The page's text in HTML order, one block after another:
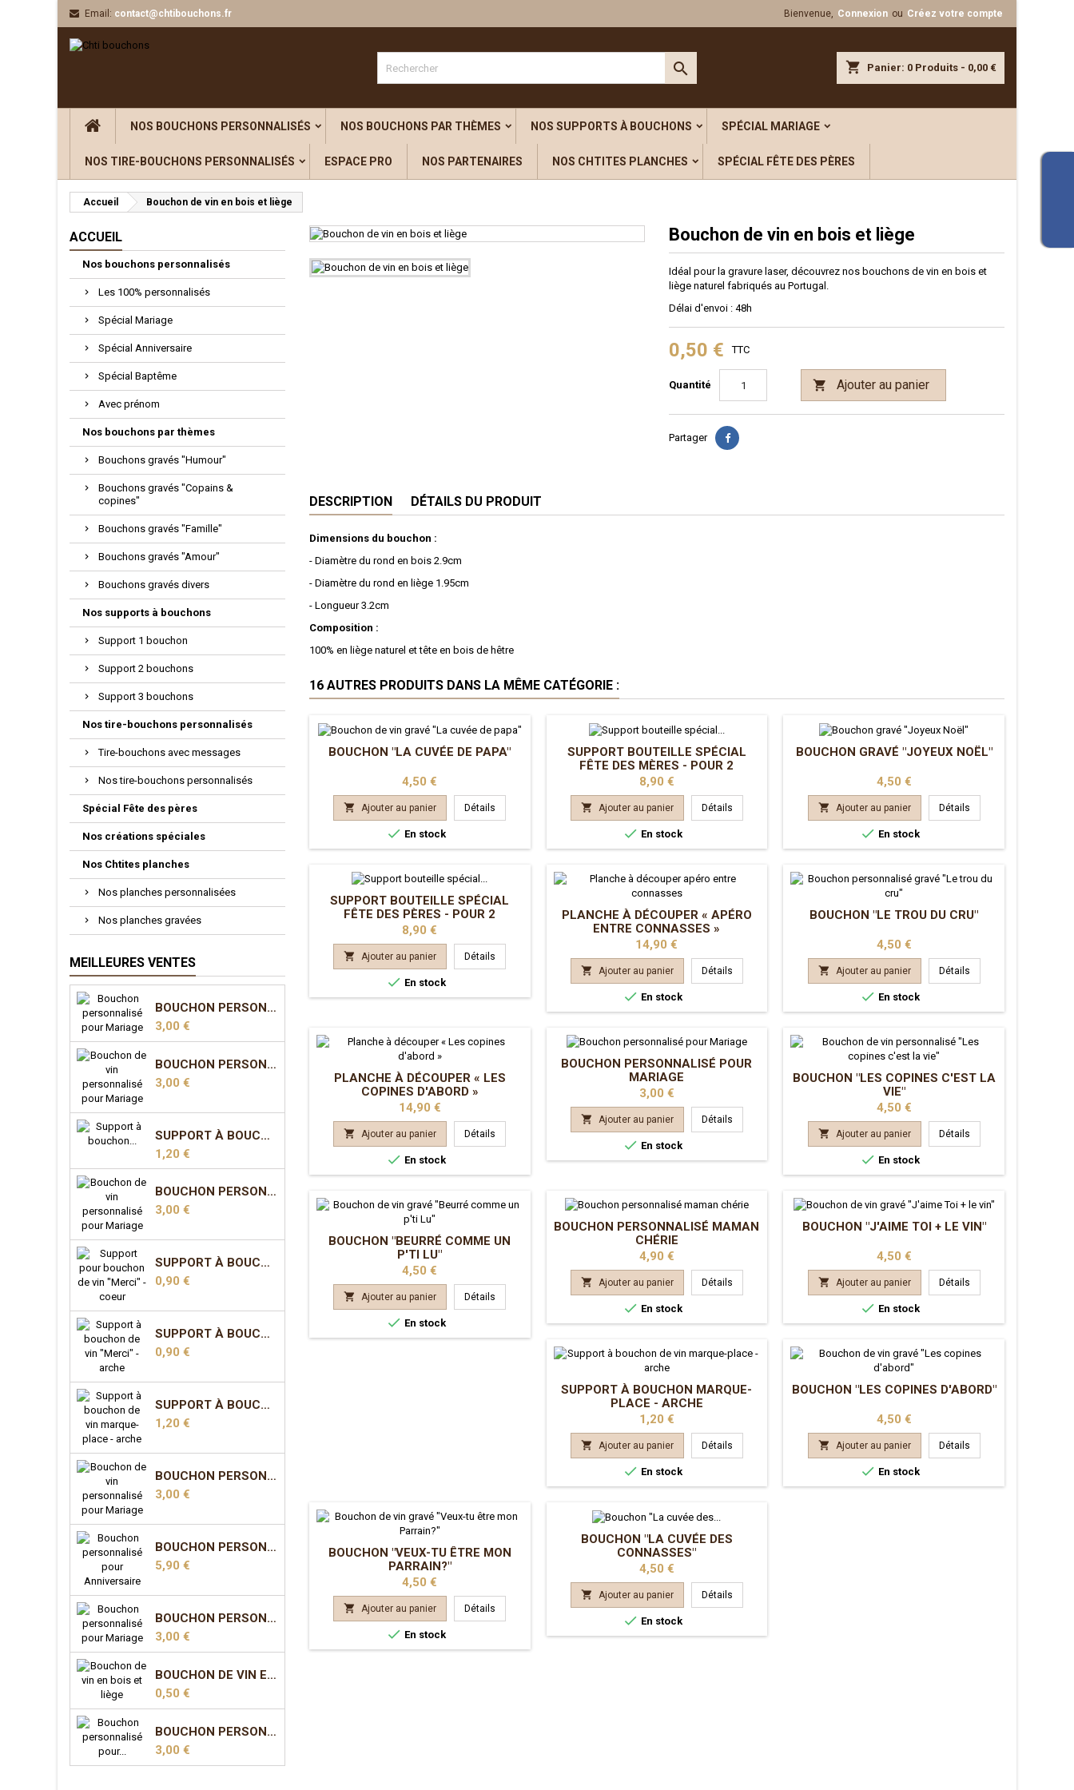
add_circle_outlineCréer une nouvelle liste
Vous devez être connecté pour ajouter des produits à votre liste d'envies.
Email: contact@chtibouchons.fr Bienvenue, Connexion ou Créez votre compte
shopping_cart Panier: 0 Produits - 0,00 €

NOS BOUCHONS PERSONNALISÉS NOS BOUCHONS PAR THÈMES NOS SUPPORTS À BOUCHONS SPÉCIAL MARIAGE
NOS TIRE-BOUCHONS PERSONNALISÉS ESPACE PRO NOS PARTENAIRES NOS CHTITES PLANCHES SPÉCIAL FÊTE DES PÈRES
Accueil Bouchon de vin en bois et liège
ACCUEIL
Nos bouchons personnalisés
Les 100% personnalisés
Spécial Mariage
Spécial Anniversaire
Spécial Baptême
Avec prénom
Nos bouchons par thèmes
Bouchons gravés "Humour"
Bouchons gravés "Copains &
copines"
Bouchons gravés "Famille"
Bouchons gravés "Amour"
Bouchons gravés divers
Nos supports à bouchons
Support 1 bouchon
Support 2 bouchons
Support 3 bouchons
Nos tire-bouchons personnalisés
Tire-bouchons avec messages
Nos tire-bouchons personnalisés
Spécial Fête des pères
Nos créations spéciales
Nos Chtites planches
Nos planches personnalisées
Nos planches gravées
MEILLEURES VENTES
BOUCHON PERSONNALISÉ POUR MARIAGE
Prix
3,00 €
BOUCHON PERSONNALISÉ POUR MARIAGE - MODÈLE 2
Prix
3,00 €
SUPPORT À BOUCHON MARQUE-PLACE - COEUR
Prix
1,20 €
BOUCHON PERSONNALISÉ POUR MARIAGE - MODÈLE 3
Prix
3,00 €
SUPPORT À BOUCHON "MERCI" - COEUR
Prix
0,90 €
SUPPORT À BOUCHON "MERCI" - ARCHE
Prix
0,90 €
SUPPORT À BOUCHON MARQUE-PLACE - ARCHE
Prix
1,20 €
BOUCHON PERSONNALISÉ POUR MARIAGE - MODÈLE 1
Prix
3,00 €
BOUCHON PERSONNALISÉ POUR ANNIVERSAIRE - MODÈLE 2
Prix
5,90 €
BOUCHON PERSONNALISÉ POUR MARIAGE - MODÈLE 5
Prix
3,00 €
BOUCHON DE VIN EN BOIS ET LIÈGE
Prix
0,50 €
BOUCHON PERSONNALISÉ POUR MARIAGE - MODÈLE 7
Prix
3,00 €
Bouchon de vin en bois et liège
Idéal pour la gravure laser, découvrez nos bouchons de vin en bois et
liège naturel fabriqués au Portugal.
Délai d'envoi : 48h
0,50 € TTC
Quantité  Ajouter au panier
Partager
DESCRIPTION DÉTAILS DU PRODUIT
Dimensions du bouchon :
- Diamètre du rond en bois 2.9cm
- Diamètre du rond en liège 1.95cm
- Longueur 3.2cm
Composition :
100% en liège naturel et tête en bois de hêtre
16 AUTRES PRODUITS DANS LA MÊME CATÉGORIE :
BOUCHON "LA CUVÉE DE PAPA"
Prix
4,50 €
 Ajouter au panier Détails
 En stock
SUPPORT BOUTEILLE SPÉCIAL
FÊTE DES MÈRES - POUR 2
BOUCHONS
Prix
8,90 €
 Ajouter au panier Détails
 En stock
BOUCHON GRAVÉ "JOYEUX NOËL"
Prix
4,50 €
 Ajouter au panier Détails
 En stock
SUPPORT BOUTEILLE SPÉCIAL
FÊTE DES PÈRES - POUR 2
BOUCHONS
Prix
8,90 €
 Ajouter au panier Détails
 En stock
PLANCHE À DÉCOUPER « APÉRO
ENTRE CONNASSES »
Prix
14,90 €
 Ajouter au panier Détails
 En stock
BOUCHON "LE TROU DU CRU"
Prix
4,50 €
 Ajouter au panier Détails
 En stock
PLANCHE À DÉCOUPER « LES
COPINES D'ABORD »
Prix
14,90 €
 Ajouter au panier Détails
 En stock
BOUCHON PERSONNALISÉ POUR
MARIAGE
Prix
3,00 €
 Ajouter au panier Détails
 En stock
BOUCHON "LES COPINES C'EST LA
VIE"
Prix
4,50 €
 Ajouter au panier Détails
 En stock
BOUCHON "BEURRÉ COMME UN
P'TI LU"
Prix
4,50 €
 Ajouter au panier Détails
 En stock
BOUCHON PERSONNALISÉ MAMAN
CHÉRIE
Prix
4,90 €
 Ajouter au panier Détails
 En stock
BOUCHON "J'AIME TOI + LE VIN"
Prix
4,50 €
 Ajouter au panier Détails
 En stock
SUPPORT À BOUCHON MARQUE-
PLACE - ARCHE
Prix
1,20 €
 Ajouter au panier Détails
 En stock
BOUCHON "LES COPINES D'ABORD"
Prix
4,50 €
 Ajouter au panier Détails
 En stock
BOUCHON "VEUX-TU ÊTRE MON
PARRAIN?"
Prix
4,50 €
 Ajouter au panier Détails
 En stock
BOUCHON "LA CUVÉE DES
CONNASSES"
Prix
4,50 €
 Ajouter au panier Détails
 En stock